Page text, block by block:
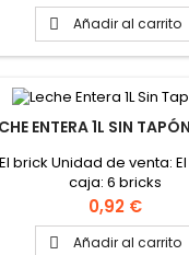
 Añadir al carrito
ENTERA 1L SIN
brick Unidad de venta:
caja: 6 bricks
Precio
0,92 €
 Añadir al carrito